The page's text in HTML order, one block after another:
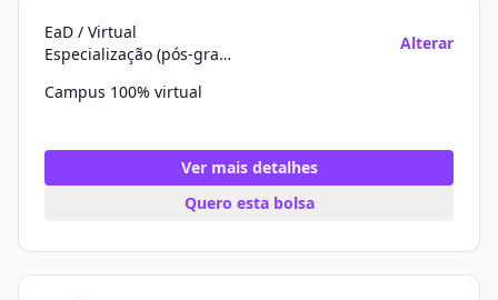
EaD / Virtual
Especialização (pós-graduação)
Alterar
Campus 100% virtual
Ver mais detalhes
Quero esta bolsa